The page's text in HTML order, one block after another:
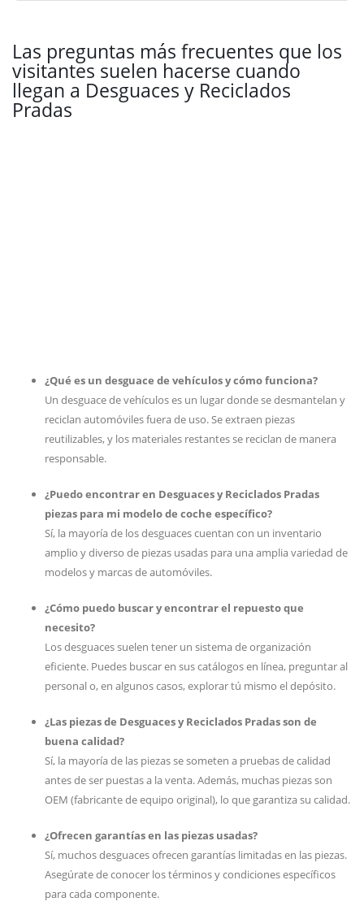
Las preguntas más frecuentes que los
visitantes suelen hacerse cuando
llegan a Desguaces y Reciclados
Pradas
¿Qué es un desguace de vehículos y cómo funciona?
Un desguace de vehículos es un lugar donde se desmantelan y
reciclan automóviles fuera de uso. Se extraen piezas
reutilizables, y los materiales restantes se reciclan de manera
responsable.
¿Puedo encontrar en Desguaces y Reciclados Pradas
piezas para mi modelo de coche específico?
Sí, la mayoría de los desguaces cuentan con un inventario
amplio y diverso de piezas usadas para una amplia variedad de
modelos y marcas de automóviles.
¿Cómo puedo buscar y encontrar el repuesto que
necesito?
Los desguaces suelen tener un sistema de organización
eficiente. Puedes buscar en sus catálogos en línea, preguntar al
personal o, en algunos casos, explorar tú mismo el depósito.
¿Las piezas de Desguaces y Reciclados Pradas son de
buena calidad?
Sí, la mayoría de las piezas se someten a pruebas de calidad
antes de ser puestas a la venta. Además, muchas piezas son
OEM (fabricante de equipo original), lo que garantiza su calidad.
¿Ofrecen garantías en las piezas usadas?
Sí, muchos desguaces ofrecen garantías limitadas en las piezas.
Asegúrate de conocer los términos y condiciones específicos
para cada componente.